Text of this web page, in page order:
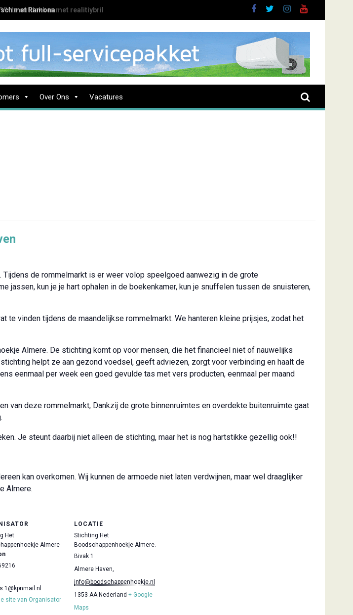
te ontdekken met realitiybril
Over Ons Vacatures
de rommelmarkt is er weer volop speelgoed aanwezig in de grote
jassen, kun je je hart ophalen in de boekenkamer, kun je snuffelen tussen de snuisteren,
te vinden tijdens de maandelijkse rommelmarkt. We hanteren kleine prijsjes, zodat het
Almere. De stichting komt op voor mensen, die het financieel niet of nauwelijks
helpt ze aan gezond voedsel, geeft adviezen, zorgt voor verbinding en haalt de
eenmaal per week een goed gevulde tas met vers producten, eenmaal per maand
van deze rommelmarkt, Dankzij de grote binnenruimtes en overdekte buitenruimte gaat
Je steunt daarbij niet alleen de stichting, maar het is nog hartstikke gezellig ook!!
kan overkomen. Wij kunnen de armoede niet laten verdwijnen, maar wel draaglijker
Almere.
Het
Almere
site van Organisator
LOCATIE
Stichting Het
Boodschappenhoekje Almere.
Bivak 1
Almere Haven,
info@boodschappenhoekje.nl
1353 AA Nederland + Google
Maps